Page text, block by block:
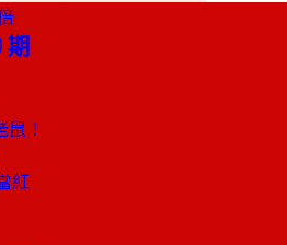
期
！
紅